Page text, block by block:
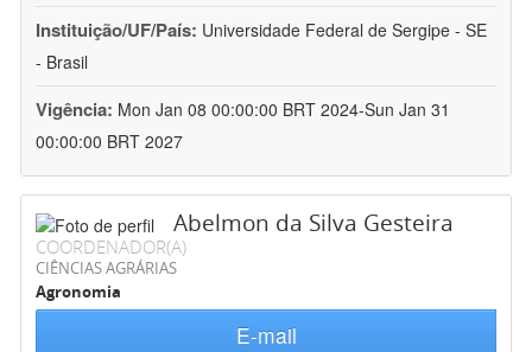
Instituição/UF/País: Universidade Federal de Sergipe - SE
- Brasil
Vigência: Mon Jan 08 00:00:00 BRT 2024-Sun Jan 31
00:00:00 BRT 2027
Abelmon da Silva Gesteira
COORDENADOR(A)
CIÊNCIAS AGRÁRIAS
Agronomia
E-mail